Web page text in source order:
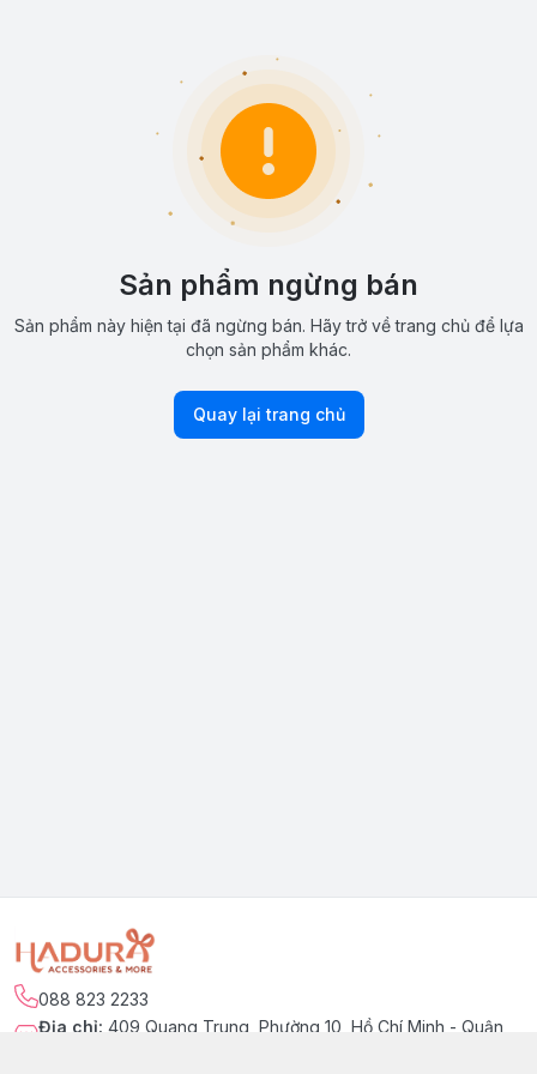
Sản phẩm ngừng bán
Sản phẩm này hiện tại đã ngừng bán. Hãy trở về trang chủ để lựa
chọn sản phẩm khác.
Quay lại trang chủ
088 823 2233
Địa chỉ: 409 Quang Trung, Phường 10, Hồ Chí Minh - Quận